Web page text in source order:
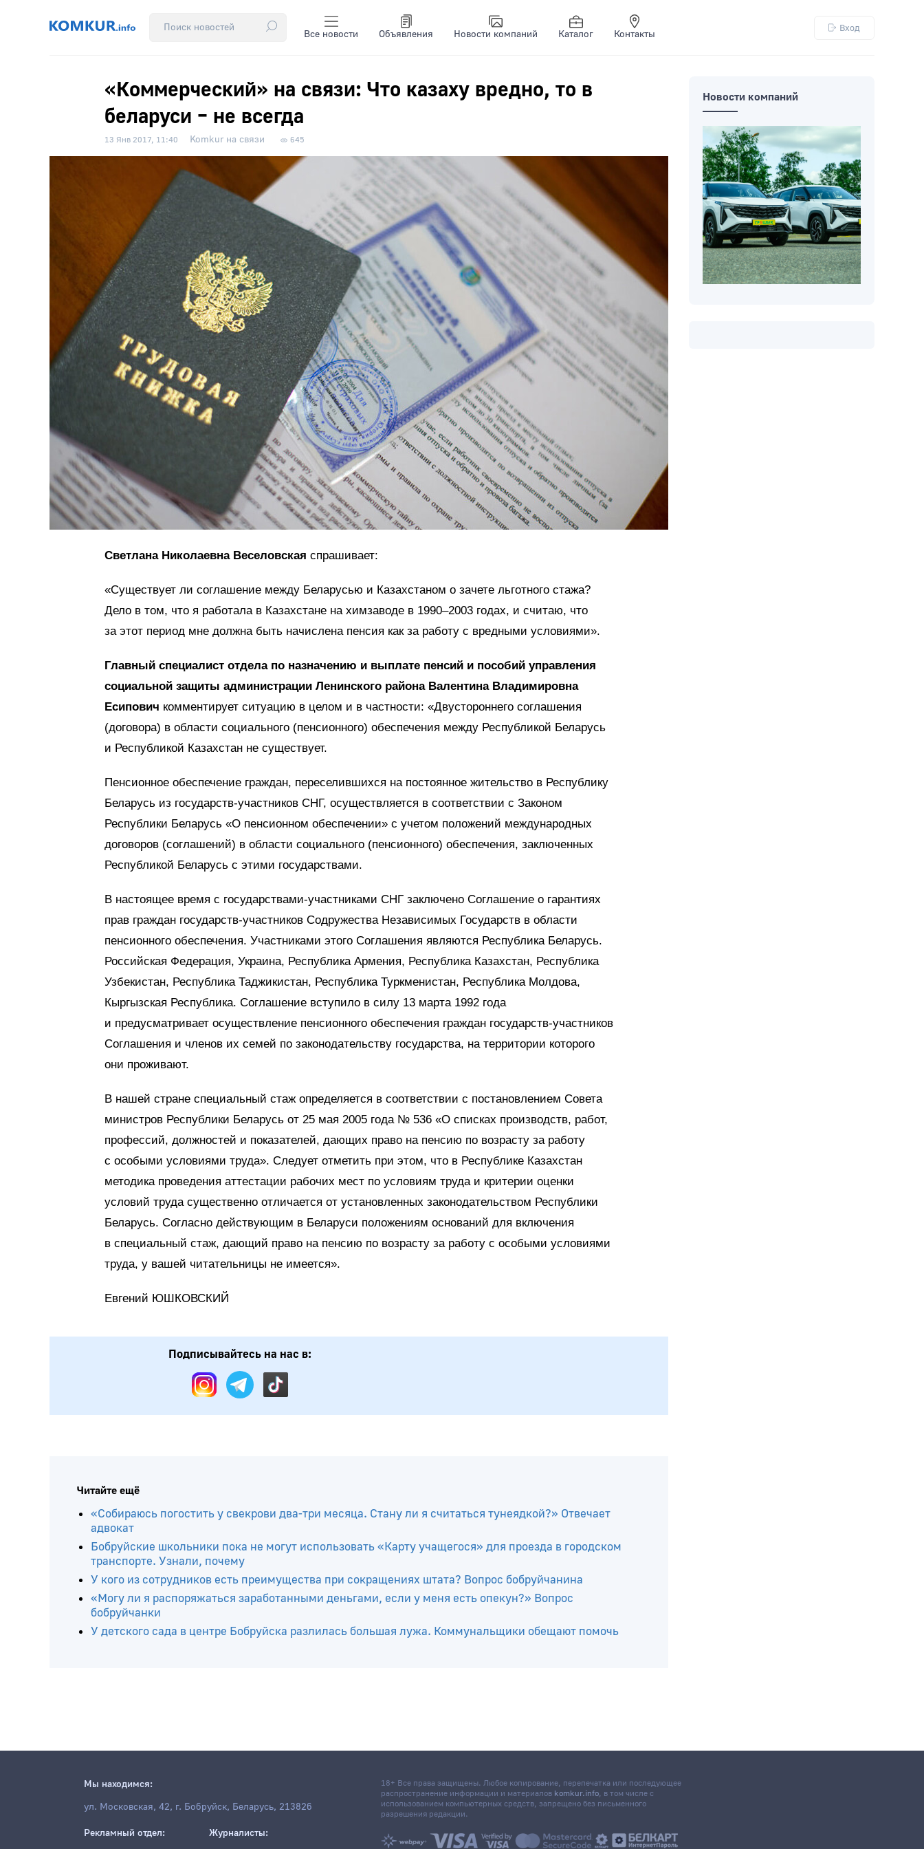
Все новости Объявления Новости компаний Каталог Контакты
Вход
«Коммерческий» на связи: Что казаху вредно, то в
беларуси – не всегда
13 Янв 2017, 11:40 Komkur на связи 645
Светлана Николаевна Веселовская спрашивает:
«Существует ли соглашение между Беларусью и Казахстаном о зачете льготного стажа?
Дело в том, что я работала в Казахстане на химзаводе в 1990–2003 годах, и считаю, что
за этот период мне должна быть начислена пенсия как за работу с вредными условиями».
Главный специалист отдела по назначению и выплате пенсий и пособий управления
социальной защиты администрации Ленинского района Валентина Владимировна
Есипович комментирует ситуацию в целом и в частности: «Двустороннего соглашения
(договора) в области социального (пенсионного) обеспечения между Республикой Беларусь
и Республикой Казахстан не существует.
Пенсионное обеспечение граждан, переселившихся на постоянное жительство в Республику
Беларусь из государств‑участников СНГ, осуществляется в соответствии с Законом
Республики Беларусь «О пенсионном обеспечении» с учетом положений международных
договоров (соглашений) в области социального (пенсионного) обеспечения, заключенных
Республикой Беларусь с этими государствами.
В настоящее время с государствами-участниками СНГ заключено Соглашение о гарантиях
прав граждан государств‑участников Содружества Независимых Государств в области
пенсионного обеспечения. Участниками этого Соглашения являются Республика Беларусь.
Российская Федерация, Украина, Республика Армения, Республика Казахстан, Республика
Узбекистан, Республика Таджикистан, Республика Туркменистан, Республика Молдова,
Кыргызская Республика. Соглашение вступило в силу 13 марта 1992 года
и предусматривает осуществление пенсионного обеспечения граждан государств‑участников
Соглашения и членов их семей по законодательству государства, на территории которого
они проживают.
В нашей стране специальный стаж определяется в соответствии с постановлением Совета
министров Республики Беларусь от 25 мая 2005 года № 536 «О списках производств, работ,
профессий, должностей и показателей, дающих право на пенсию по возрасту за работу
с особыми условиями труда». Следует отметить при этом, что в Республике Казахстан
методика проведения аттестации рабочих мест по условиям труда и критерии оценки
условий труда существенно отличается от установленных законодательством Республики
Беларусь. Согласно действующим в Беларуси положениям оснований для включения
в специальный стаж, дающий право на пенсию по возрасту за работу с особыми условиями
труда, у вашей читательницы не имеется».
Евгений ЮШКОВСКИЙ
Подписывайтесь на нас в:
Читайте ещё
«Собираюсь погостить у свекрови два-три месяца. Стану ли я считаться тунеядкой?» Отвечает
адвокат
Бобруйские школьники пока не могут использовать «Карту учащегося» для проезда в городском
транспорте. Узнали, почему
У кого из сотрудников есть преимущества при сокращениях штата? Вопрос бобруйчанина
Новости компаний
Мы находимся:
18+ Все права защищены. Любое копирование, перепечатка или последующее
распространение информации и материаловkomkur.info, в том числе с